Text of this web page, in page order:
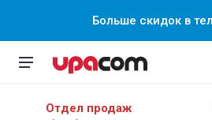
Больше скидок в
Отдел продаж